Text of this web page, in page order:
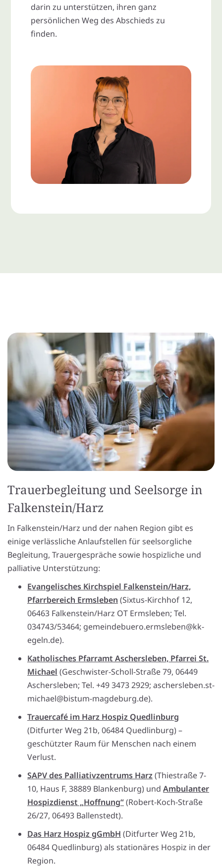
darin zu unterstützen, ihren ganz
persönlichen Weg des Abschieds zu
finden.
Trauerbegleitung und Seelsorge in
Falkenstein/Harz
In Falkenstein/Harz und der nahen Region gibt es
einige verlässliche Anlaufstellen für seelsorgliche
Begleitung, Trauergespräche sowie hospizliche und
palliative Unterstützung:
Evangelisches Kirchspiel Falkenstein/Harz,
Pfarrbereich Ermsleben (Sixtus-Kirchhof 12,
06463 Falkenstein/Harz OT Ermsleben; Tel.
034743/53464; gemeindebuero.ermsleben@kk-
egeln.de).
Katholisches Pfarramt Aschersleben, Pfarrei St.
Michael (Geschwister-Scholl-Straße 79, 06449
Aschersleben; Tel. +49 3473 2929; aschersleben.st-
michael@bistum-magdeburg.de).
Trauercafé im Harz Hospiz Quedlinburg
(Ditfurter Weg 21b, 06484 Quedlinburg) –
geschützter Raum für Menschen nach einem
Verlust.
SAPV des Palliativzentrums Harz(Thiestraße 7-
10, Haus F, 38889 Blankenburg) und Ambulanter
Hospizdienst „Hoffnung“(Robert-Koch-Straße
26/27, 06493 Ballenstedt).
Das Harz Hospiz gGmbH (Ditfurter Weg 21b,
06484 Quedlinburg) als stationäres Hospiz in der
Region.